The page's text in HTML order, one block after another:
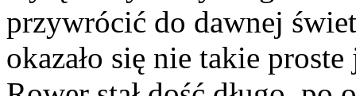
przywrócić do dawnej
okazało się nie takie